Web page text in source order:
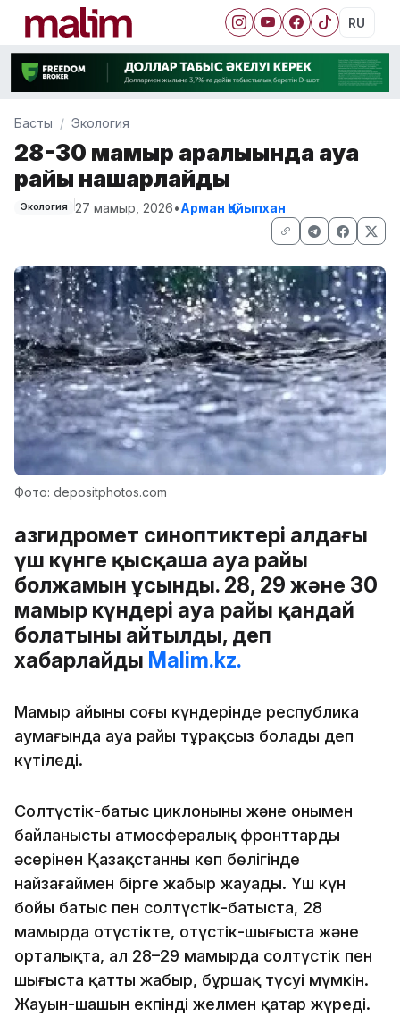
RU
Басты Экология
28-30 мамыр аралығында ауа
райы нашарлайды
Экология 27 мамыр, 2026•Арман Қайыпхан
Фото: depositphotos.com
Қазгидромет синоптиктері алдағы
үш күнге қысқаша ауа райы
болжамын ұсынды. 28, 29 және 30
мамыр күндері ауа райы қандай
болатыны айтылды, деп
хабарлайды Malim.kz.
Мамыр айының соңғы күндерінде республика
аумағында ауа райы тұрақсыз болады деп
күтіледі.
Солтүстік-батыс циклонының және онымен
байланысты атмосфералық фронттардың
әсерінен Қазақстанның көп бөлігінде
найзағаймен бірге жаңбыр жауады. Үш күн
бойы батыс пен солтүстік-батыста, 28
мамырда оңтүстікте, оңтүстік-шығыста және
орталықта, ал 28–29 мамырда солтүстік пен
шығыста қатты жаңбыр, бұршақ түсуі мүмкін.
Жауын-шашын екпінді желмен қатар жүреді.